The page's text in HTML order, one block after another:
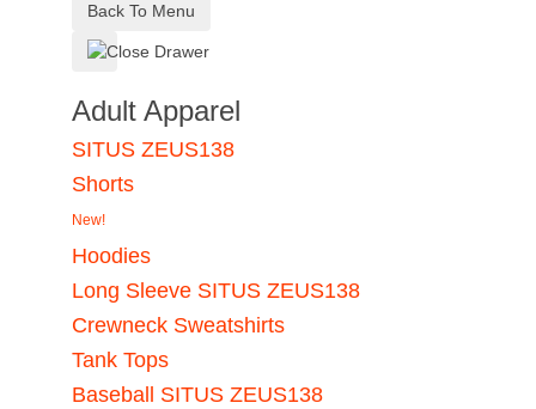
Back To Menu
Adult Apparel
SITUS ZEUS138
Shorts
New!
Hoodies
Long Sleeve SITUS ZEUS138
Crewneck Sweatshirts
Tank Tops
Baseball SITUS ZEUS138